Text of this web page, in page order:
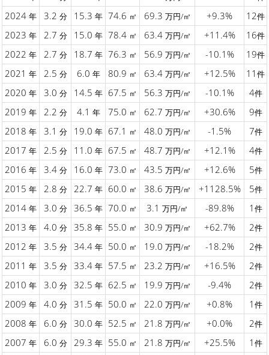
2024 年 3.2 分 15.3 年 74.6 ㎡ 69.3 万円/㎡ +9.3% 12件
2023 年 2.7 分 15.0 年 78.4 ㎡ 63.4 万円/㎡ +11.4% 16件
2022 年 2.7 分 18.7 年 76.3 ㎡ 56.9 万円/㎡ -10.1% 19件
2021 年 2.5 分 6.0 年 80.9 ㎡ 63.4 万円/㎡ +12.5% 11 件
2020 年 3.0 分 14.5 年 67.5 ㎡ 56.3 万円/㎡ -10.1% 4件
2019 年 2.2 分 4.1 年 75.0 ㎡ 62.7 万円/㎡ +30.6% 9件
2018 年 3.1 分 19.0 年 67.1 ㎡ 48.0 万円/㎡ -1.5% 7件
2017 年 2.5 分 11.0 年 67.5 ㎡ 48.7 万円/㎡ +12.1% 4件
2016 年 3.4 分 16.0 年 73.0 ㎡ 43.5 万円/㎡ +12.6% 5件
2015 年 2.8 分 22.7 年 60.0 ㎡ 38.6 万円/㎡ +1128.5% 5件
2014 年 3.0 分 36.5 年 70.0 ㎡ 3.1 万円/㎡ -89.8% 1 件
2013 年 4.0 分 35.8 年 55.0 ㎡ 30.9 万円/㎡ +62.7% 2件
2012 年 3.5 分 34.4 年 50.0 ㎡ 19.0 万円/㎡ -18.2% 2件
2011 年 3.5 分 33.4 年 57.5 ㎡ 23.2 万円/㎡ +16.5% 2件
2010 年 3.0 分 32.5 年 62.5 ㎡ 19.9 万円/㎡ -9.4% 2件
2009 年 4.0 分 31.5 年 50.0 ㎡ 22.0 万円/㎡ +0.8% 1 件
2008 年 6.0 分 30.0 年 52.5 ㎡ 21.8 万円/㎡ +0.0% 2件
2007 年 6.0 分 29.3 年 55.0 ㎡ 21.8 万円/㎡ +25.5% 1 件